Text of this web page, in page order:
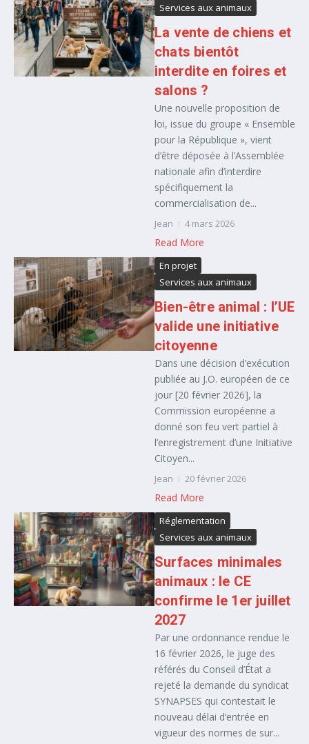
Services aux animaux
La vente de chiens et
chats bientôt
interdite en foires et
salons ?
Une nouvelle proposition de
loi, issue du groupe « Ensemble
pour la République », vient
d’être déposée à l’Assemblée
nationale afin d’interdire
spécifiquement la
commercialisation de...
Jean 4 mars 2026
Read More
En projet
Services aux animaux
Bien-être animal : l’UE
valide une initiative
citoyenne
Dans une décision d’exécution
publiée au J.O. européen de ce
jour [20 février 2026], la
Commission européenne a
donné son feu vert partiel à
l’enregistrement d’une Initiative
Citoyen...
Jean 20 février 2026
Read More
Réglementation
Services aux animaux
Surfaces minimales
animaux : le CE
confirme le 1er juillet
2027
Par une ordonnance rendue le
16 février 2026, le juge des
référés du Conseil d’État a
rejeté la demande du syndicat
SYNAPSES qui contestait le
nouveau délai d’entrée en
vigueur des normes de sur...